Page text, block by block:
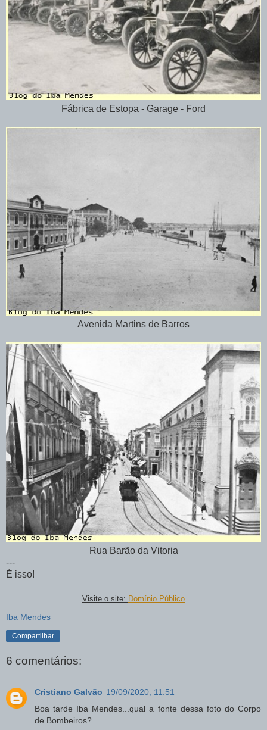
Fábrica de Estopa - Garage - Ford
Avenida Martins de Barros
Rua Barão da Vitoria
---
É isso!
Visite o site: Domínio Público
Iba Mendes
Compartilhar
6 comentários:
Cristiano Galvão 19/09/2020, 11:51
Boa tarde Iba Mendes...qual a fonte dessa foto do Corpo
de Bombeiros?